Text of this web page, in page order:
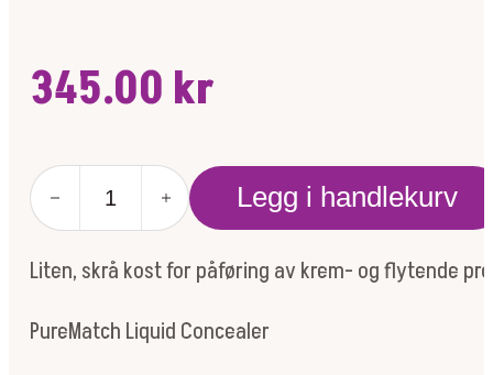
345.00 kr
Concealer
Brush
antall
Legg i handlekurv
Liten, skrå kost for påføring av krem- og flytende
PureMatch Liquid Concealer